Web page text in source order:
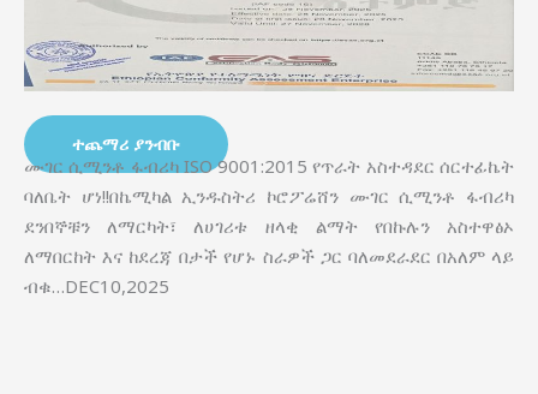
ተጨማሪ ያንብቡ
ሙገር ሲሚንቶ ፋብሪካ ISO 9001:2015 የጥራት አስተዳደር ሰርተፊኬት
ባለቤት ሆነ!!በኬሚካል ኢንዱስትሪ ኮሮፖሬሸን ሙገር ሲሚንቶ ፋብሪካ
ደንበኞቹን ለማርካት፣ ለሀገሪቱ ዘላቂ ልማት የበኩሉን አስተዋፅኦ
ለማበርከት እና ከደረጃ በታች የሆኑ ስራዎች ጋር ባለመደራደር በአለም ላይ
ብቁ…DEC10,2025